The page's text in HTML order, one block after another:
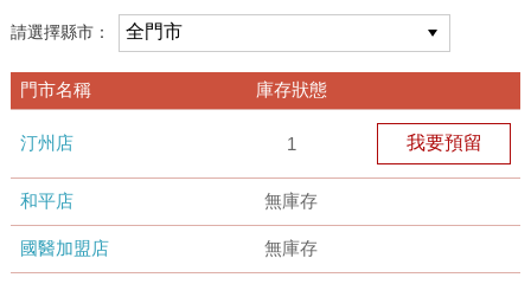
請選擇縣市：
門市名稱 庫存狀態
汀州店 1 我要預留
和平店 無庫存
國醫加盟店 無庫存